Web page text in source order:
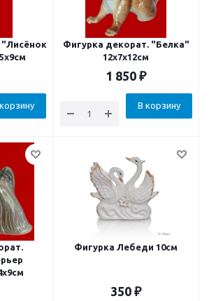
"Лисёнок
Фигурка декорат. "Белка"
12x7x12см
1 850 ₽
В корзину
Фигурка Лебеди 10см
350 ₽